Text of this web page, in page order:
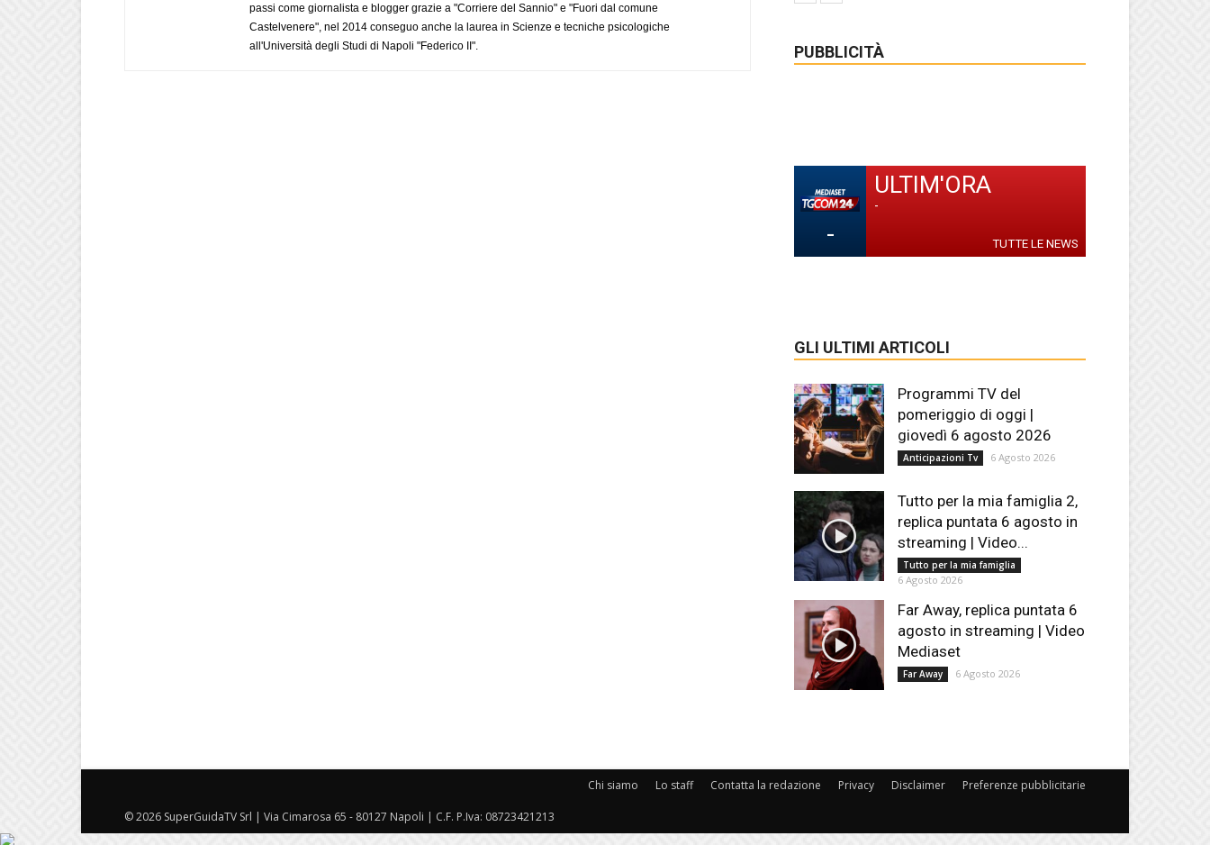
passi come giornalista e blogger grazie a "Corriere del Sannio" e "Fuori dal comune
Castelvenere", nel 2014 conseguo anche la laurea in Scienze e tecniche psicologiche
all'Università degli Studi di Napoli "Federico II".
PUBBLICITÀ
-
ULTIM'ORA
-
TUTTE LE NEWS
GLI ULTIMI ARTICOLI
Programmi TV del
pomeriggio di oggi |
giovedì 6 agosto 2026
Anticipazioni Tv 6 Agosto 2026
Tutto per la mia famiglia 2,
replica puntata 6 agosto in
streaming | Video...
Tutto per la mia famiglia
6 Agosto 2026
Far Away, replica puntata 6
agosto in streaming | Video
Mediaset
Far Away 6 Agosto 2026
Chi siamo Lo staff Contatta la redazione Privacy Disclaimer Preferenze pubblicitarie
© 2026 SuperGuidaTV Srl | Via Cimarosa 65 - 80127 Napoli | C.F. P.Iva: 08723421213